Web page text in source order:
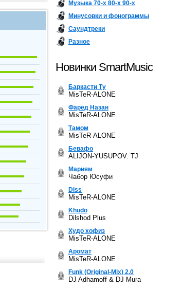
Музыка 70-х 80-х 90-х
Минусовки и фонограммы
Саундтреки
Разное
Новинки SmartMusic
Баркасти Ту
MisTeR-ALONE
Фаред Назан
MisTeR-ALONE
Тамом
MisTeR-ALONE
Бевафо
ALIJON-YUSUPOV. TJ
Мариям
Чабор Юсуфи
Diss
MisTeR-ALONE
Khudo
Dilshod Plus
Худо хофиз
MisTeR-ALONE
Аромат
MisTeR-ALONE
Funk (Original-Mix) 2.0
DJ Adhamoff & DJ Mura